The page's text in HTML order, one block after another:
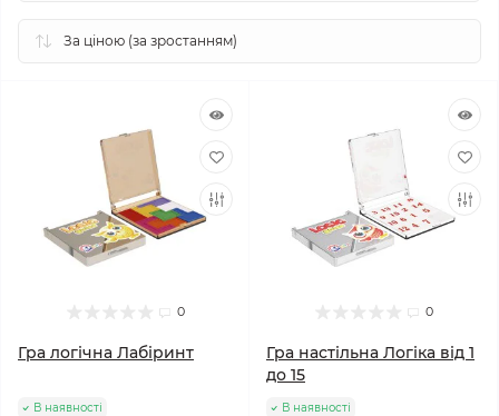
0
Гра логічна Лабіринт
В наявності
0
Гра настільна Логіка від 1
до 15
В наявності